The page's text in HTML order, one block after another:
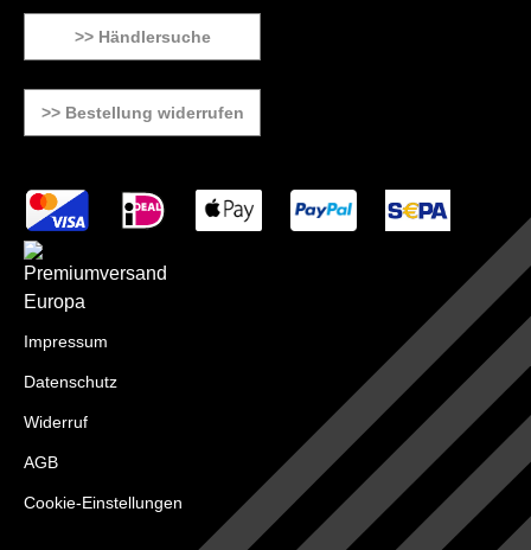
>> Händlersuche
>> Bestellung widerrufen
Impressum
Datenschutz
Widerruf
AGB
Cookie-Einstellungen